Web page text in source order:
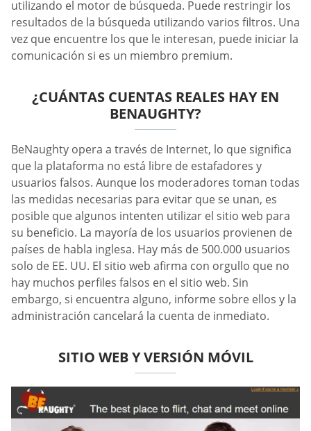
utilizando el motor de búsqueda. Puede restringir los
resultados de la búsqueda utilizando varios filtros. Una
vez que encuentre los que le interesan, puede iniciar la
comunicación si es un miembro premium.
¿CUÁNTAS CUENTAS REALES HAY EN
BENAUGHTY?
BeNaughty opera a través de Internet, lo que significa
que la plataforma no está libre de estafadores y
usuarios falsos. Aunque los moderadores toman todas
las medidas necesarias para evitar que se unan, es
posible que algunos intenten utilizar el sitio web para
su beneficio. La mayoría de los usuarios provienen de
países de habla inglesa. Hay más de 500.000 usuarios
solo de EE. UU. El sitio web afirma con orgullo que no
hay muchos perfiles falsos en el sitio web. Sin
embargo, si encuentra alguno, informe sobre ellos y la
administración cancelará la cuenta de inmediato.
SITIO WEB Y VERSIÓN MÓVIL